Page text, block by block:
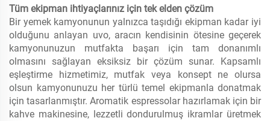
Tüm ekipman ihtiyaçlarınız için tek elden çözüm
Bir yemek kamyonunun yalnızca taşıdığı ekipman kadar iyi
olduğunu anlayan uvo, aracın kendisinin ötesine geçerek
kamyonunuzun mutfakta başarı için tam donanımlı
olmasını sağlayan eksiksiz bir çözüm sunar. Kapsamlı
eşleştirme hizmetimiz, mutfak veya konsept ne olursa
olsun kamyonunuzu her türlü temel ekipmanla donatmak
için tasarlanmıştır. Aromatik espressolar hazırlamak için bir
kahve makinesine, lezzetli dondurulmuş ikramlar üretmek